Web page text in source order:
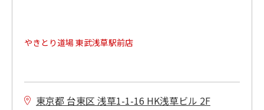
やきとり道場 東武浅草駅前店
東京都 台東区 浅草1-1-16 HK浅草ビル 2F